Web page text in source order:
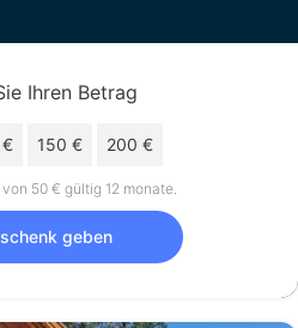
Ihren Betrag
€ 150 € 200 €
50 € gültig 12 monate.
geben